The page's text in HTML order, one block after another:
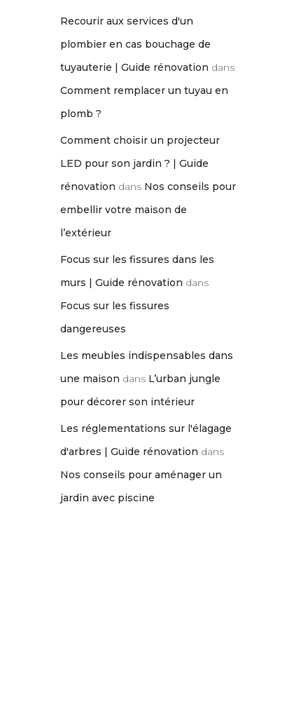
Recourir aux services d'un
plombier en cas bouchage de
tuyauterie | Guide rénovation dans
Comment remplacer un tuyau en
plomb ?
Comment choisir un projecteur
LED pour son jardin ? | Guide
rénovation dans Nos conseils pour
embellir votre maison de
l’extérieur
Focus sur les fissures dans les
murs | Guide rénovation dans
Focus sur les fissures
dangereuses
Les meubles indispensables dans
une maison dans L’urban jungle
pour décorer son intérieur
Les réglementations sur l'élagage
d'arbres | Guide rénovation dans
Nos conseils pour aménager un
jardin avec piscine